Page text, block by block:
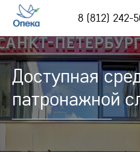
8 (812) 242-
Доступная
патронажной